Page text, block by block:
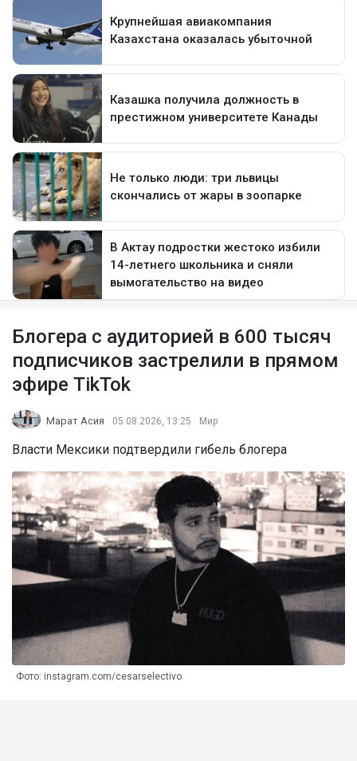
Блогера с аудиторией в 600 тысяч
подписчиков застрелили в прямом
эфире TikTok
Марат Асия 05.08.2026, 13:25 Мир
Власти Мексики подтвердили гибель блогера
Фото: instagram.com/cesarselectivo